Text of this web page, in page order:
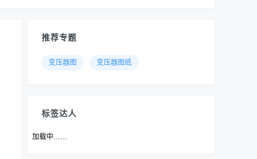
推荐专题
变压器图 变压器图纸
标签达人
加载中……